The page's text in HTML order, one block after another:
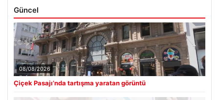
Güncel
08/08/2026
Çiçek Pasajı’nda tartışma yaratan görüntü